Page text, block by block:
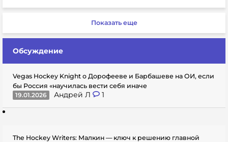
Показать еще
Обсуждение
Vegas Hockey Knight о Дорофееве и Барбашеве на ОИ, если
бы Россия «научилась вести себя иначе
19.01.2026
Андрей Л 1
The Hockey Writers: Малкин — ключ к решению главной